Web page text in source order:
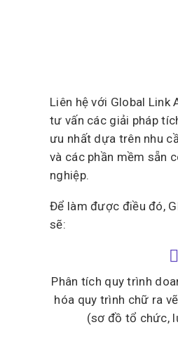
Liên hệ với Global
tư vấn các giải pháp
ưu nhất dựa trên nhu
và các phần mềm sẵn
nghiệp.
Để làm được điều đó,
sẽ:


Phân tích quy trình
hóa quy trình chữ ra
(sơ đồ tổ chức,